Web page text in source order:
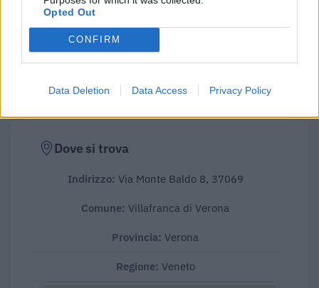
Opted Out
CONFIRM
Data Deletion Data Access Privacy Policy
settore in provincia di VR (
1.799 imprese.
Elaborazione sui bilanci depositati (Registro Imprese). Mediana per
Dove si trova
Indirizzo: Via Monte Baldo 8, 37069
Comune: Villafranca di Verona
Provincia: Verona
Regione: Veneto